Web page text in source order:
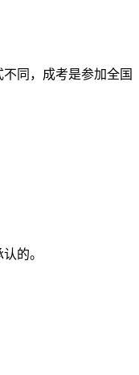
同，成考是参加全国
的。